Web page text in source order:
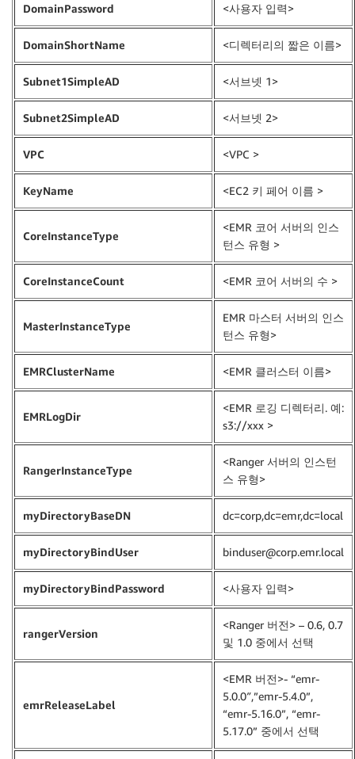
DomainPassword <사용자 입력>
DomainShortName <디렉터리의 짧은 이름>
Subnet1SimpleAD <서브넷 1>
Subnet2SimpleAD <서브넷 2>
VPC <VPC >
KeyName <EC2 키 페어 이름 >
CoreInstanceType
<EMR 코어 서버의 인스
턴스 유형 >
CoreInstanceCount <EMR 코어 서버의 수 >
MasterInstanceType
EMR 마스터 서버의 인스
턴스 유형>
EMRClusterName <EMR 클러스터 이름>
EMRLogDir
<EMR 로깅 디렉터리. 예:
s3://xxx >
RangerInstanceType
<Ranger 서버의 인스턴
스 유형>
myDirectoryBaseDN dc=corp,dc=emr,dc=local
myDirectoryBindUser binduser@corp.emr.local
myDirectoryBindPassword <사용자 입력>
rangerVersion
<Ranger 버전> – 0.6, 0.7
및 1.0 중에서 선택
emrReleaseLabel
<EMR 버전>- “emr-
5.0.0″,”emr-5.4.0”,
“emr-5.16.0”, “emr-
5.17.0” 중에서 선택